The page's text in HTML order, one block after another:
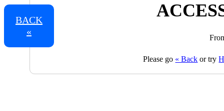
BACK
«
Please go « Back or try